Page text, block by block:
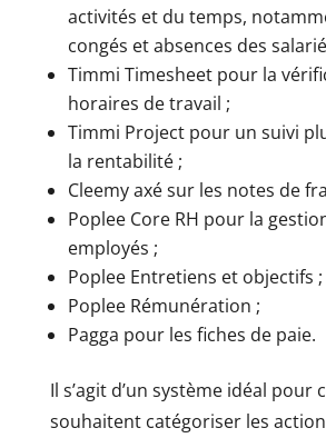
activités et du temps,
congés et absences des
Timmi Timesheet pour la
horaires de travail ;
Timmi Project pour un suivi
la rentabilité ;
Cleemy axé sur les notes de
Poplee Core RH pour la
employés ;
Poplee Entretiens et objectifs ;
Poplee Rémunération ;
Pagga pour les fiches de paie.
Il s’agit d’un système idéal pour
souhaitent catégoriser les